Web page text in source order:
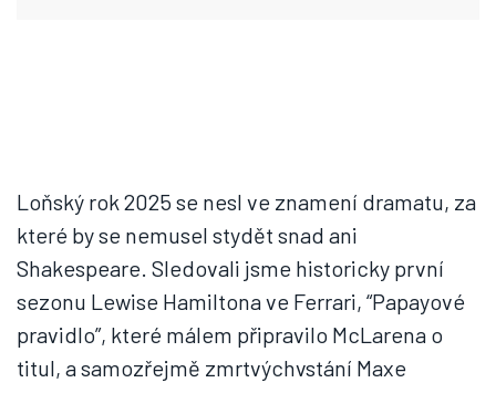
Loňský rok 2025 se nesl ve znamení dramatu, za
které by se nemusel stydět snad ani
Shakespeare. Sledovali jsme historicky první
sezonu Lewise Hamiltona ve Ferrari, “Papayové
pravidlo”, které málem připravilo McLarena o
titul, a samozřejmě zmrtvýchvstání Maxe